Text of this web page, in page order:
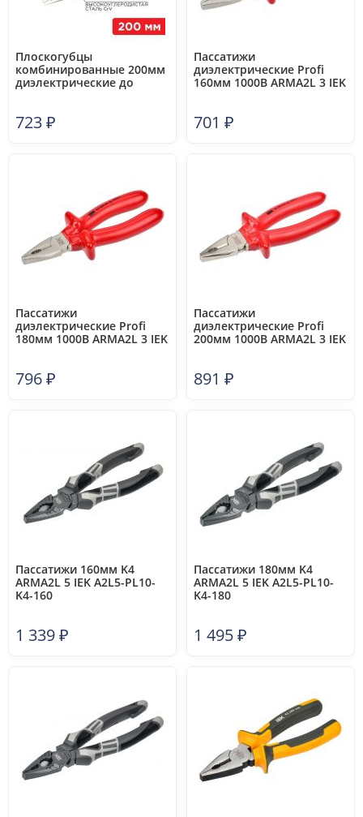
Плоскогубцы
комбинированные 200мм
диэлектрические до
723₽
Пассатижи
диэлектрические Profi
160мм 1000В ARMA2L 3 IEK
701 ₽
Пассатижи
диэлектрические Profi
180мм 1000В ARMA2L 3 IEK
796₽
Пассатижи
диэлектрические Profi
200мм 1000В ARMA2L 3 IEK
891 ₽
Пассатижи 160мм K4
ARMA2L 5 IEK A2L5-PL10-
K4-160
1 339₽
Пассатижи 180мм K4
ARMA2L 5 IEK A2L5-PL10-
K4-180
1 495₽